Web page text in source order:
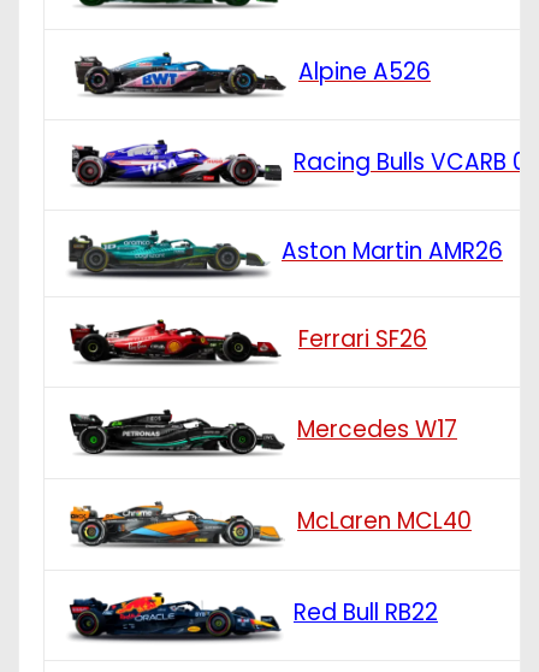
Alpine A526
Racing Bulls VCARB 03
Aston Martin AMR26
Ferrari SF26
Mercedes W17
McLaren MCL40
Red Bull RB22